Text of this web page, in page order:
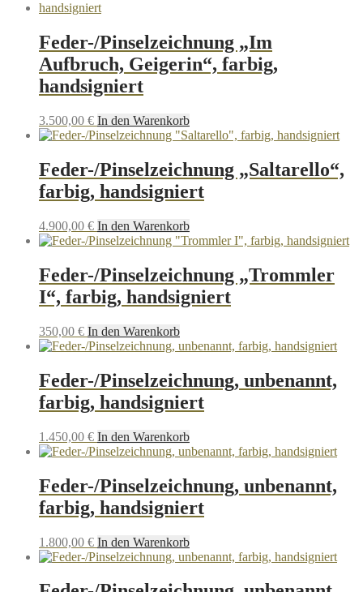
Feder-/Pinselzeichnung „Im
Aufbruch, Geigerin“, farbig,
handsigniert
3.500,00 € In den Warenkorb
Feder-/Pinselzeichnung „Saltarello“,
farbig, handsigniert
4.900,00 € In den Warenkorb
Feder-/Pinselzeichnung „Trommler
I“, farbig, handsigniert
350,00 € In den Warenkorb
Feder-/Pinselzeichnung, unbenannt,
farbig, handsigniert
1.450,00 € In den Warenkorb
Feder-/Pinselzeichnung, unbenannt,
farbig, handsigniert
1.800,00 € In den Warenkorb